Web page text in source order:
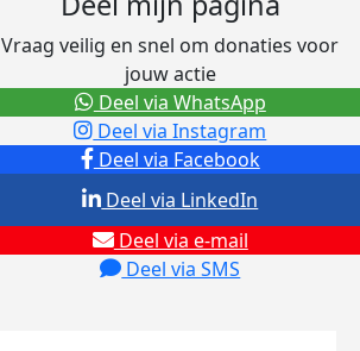
Vraag veilig en snel om donaties voor
jouw actie
Deel via Facebook
Deel via Instagram
Deel via e-mail
Deel via SMS
Deel via LinkedIn
Deel via WhatsApp